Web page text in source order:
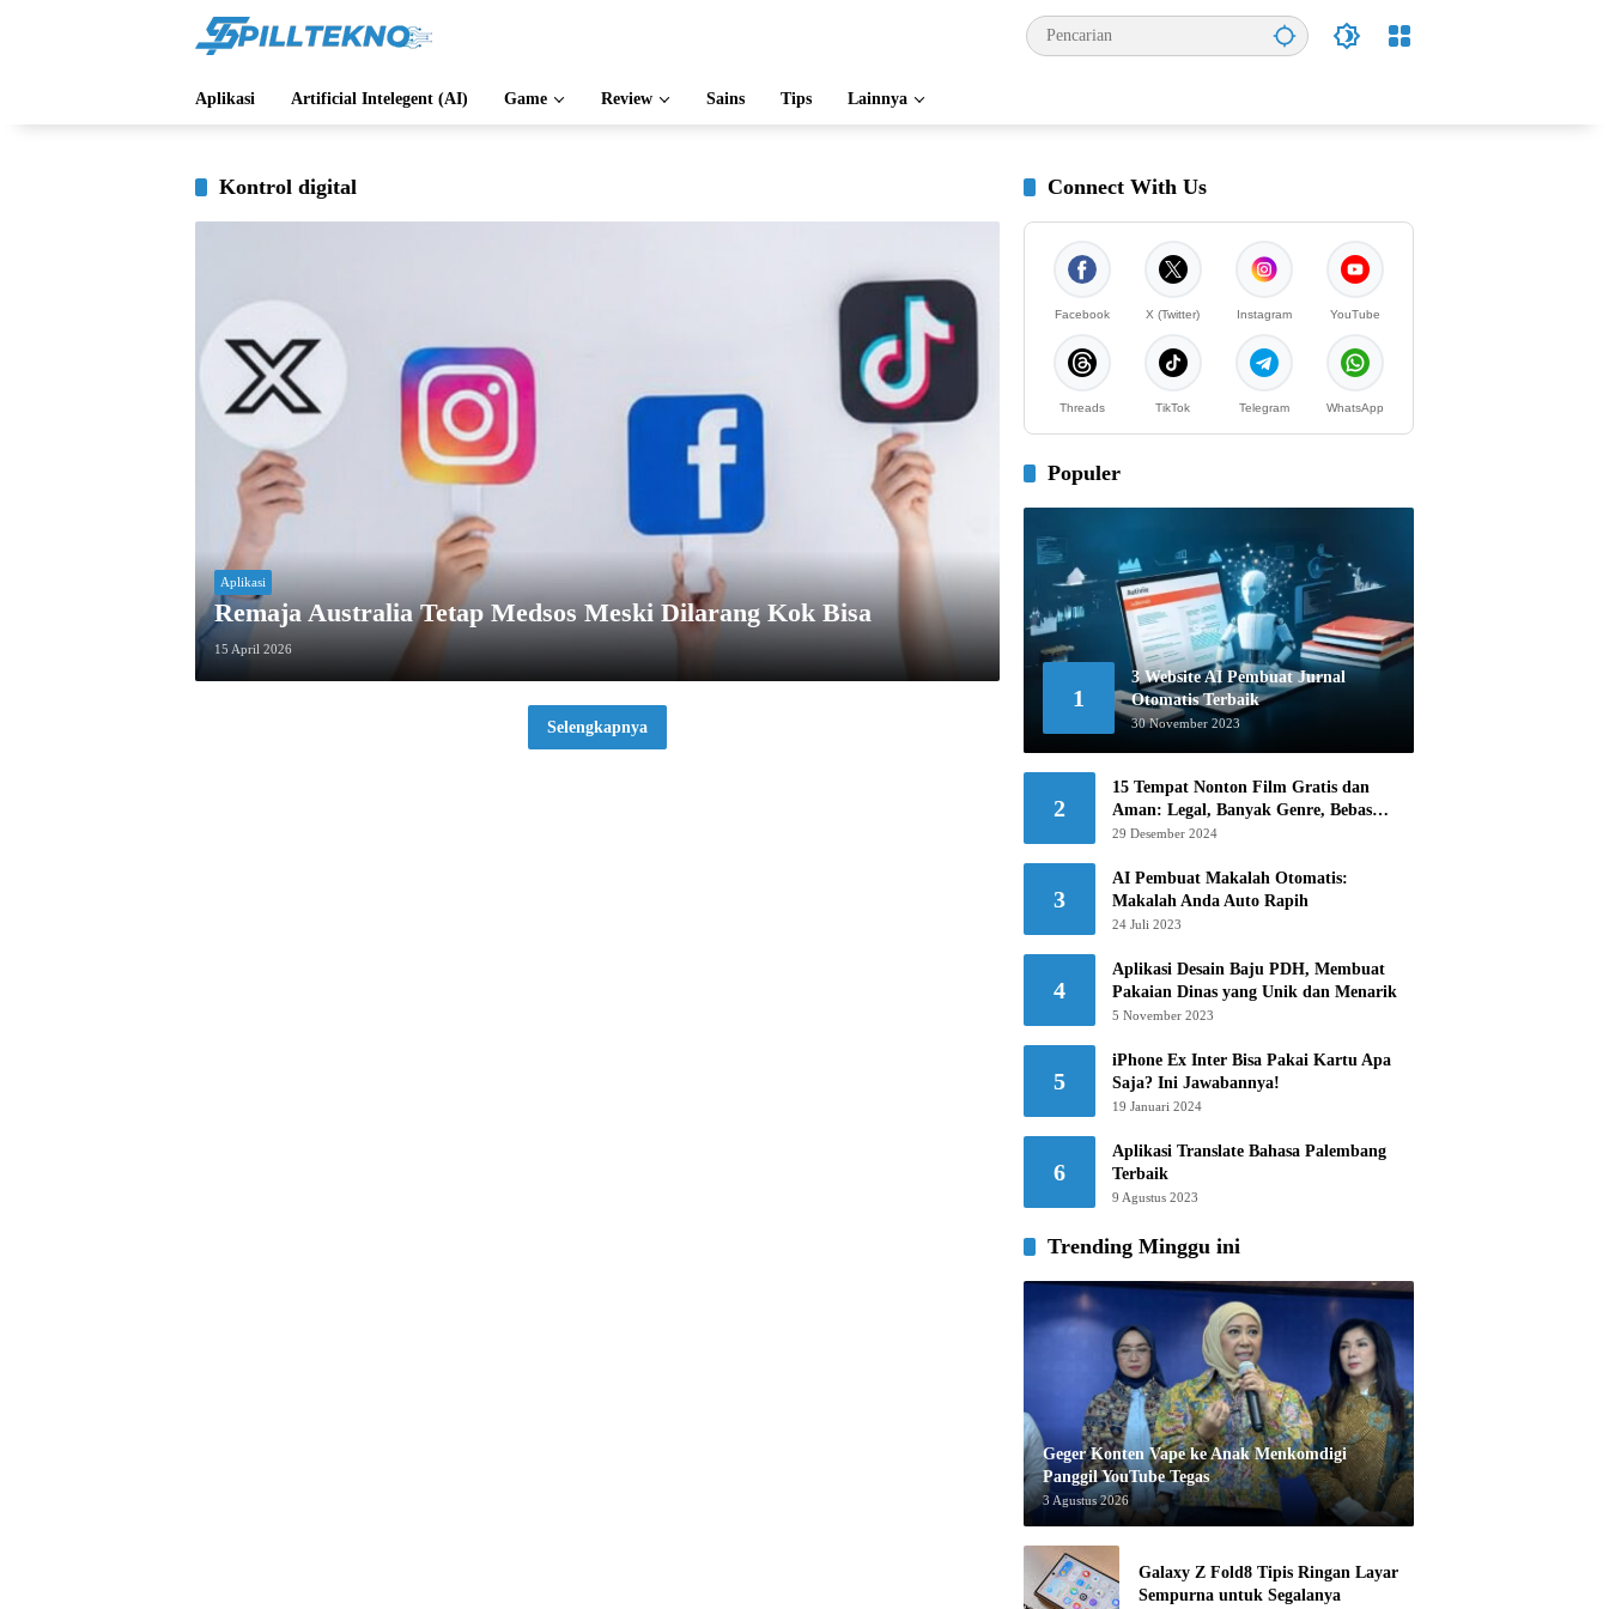
Aplikasi Artificial Intelegent (AI) Game Review Sains Tips Lainnya
Kontrol digital
Aplikasi
Remaja Australia Tetap Medsos Meski Dilarang Kok Bisa
15 April 2026
Selengkapnya
Connect With Us
Facebook X (Twitter) Instagram YouTube
Threads TikTok Telegram WhatsApp
Populer
1
3 Website AI Pembuat Jurnal
Otomatis Terbaik
30 November 2023
2
15 Tempat Nonton Film Gratis dan
Aman: Legal, Banyak Genre, Bebas
Khawatir!
29 Desember 2024
3
AI Pembuat Makalah Otomatis:
Makalah Anda Auto Rapih
24 Juli 2023
4
Aplikasi Desain Baju PDH, Membuat
Pakaian Dinas yang Unik dan Menarik
5 November 2023
5
iPhone Ex Inter Bisa Pakai Kartu Apa
Saja? Ini Jawabannya!
19 Januari 2024
6
Aplikasi Translate Bahasa Palembang
Terbaik
9 Agustus 2023
Trending Minggu ini
Geger Konten Vape ke Anak Menkomdigi
Panggil YouTube Tegas
3 Agustus 2026
Galaxy Z Fold8 Tipis Ringan Layar
Sempurna untuk Segalanya